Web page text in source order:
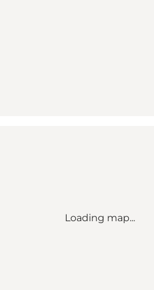
Loading map...